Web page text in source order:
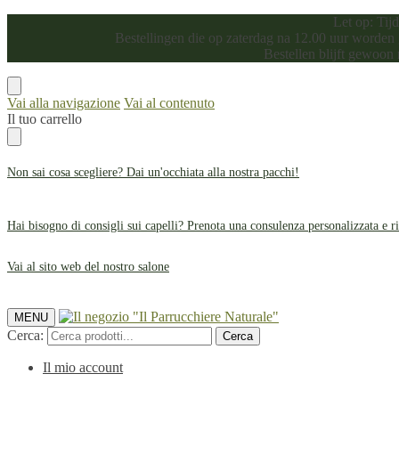
Let op:
Bestellingen die op zaterdag na 12.00 uur
Bestellen blijft gewoon
Vai alla navigazione Vai al contenuto
Il tuo carrello
Non sai cosa scegliere? Dai un'occhiata alla nostra pacchi!
Hai bisogno di consigli sui capelli? Prenota una consulenza personalizzata e
Vai al sito web del nostro salone
MENU
Cerca: Cerca
Il mio account